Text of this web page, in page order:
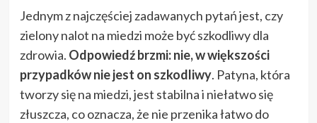
Jednym z najczęściej zadawanych pytań jest, czy
zielony nalot na miedzi może być szkodliwy dla
zdrowia. Odpowiedź brzmi: nie, w większości
przypadków nie jest on szkodliwy. Patyna, która
tworzy się na miedzi, jest stabilna i niełatwo się
złuszcza, co oznacza, że nie przenika łatwo do